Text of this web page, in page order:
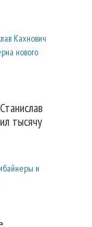
тысячу